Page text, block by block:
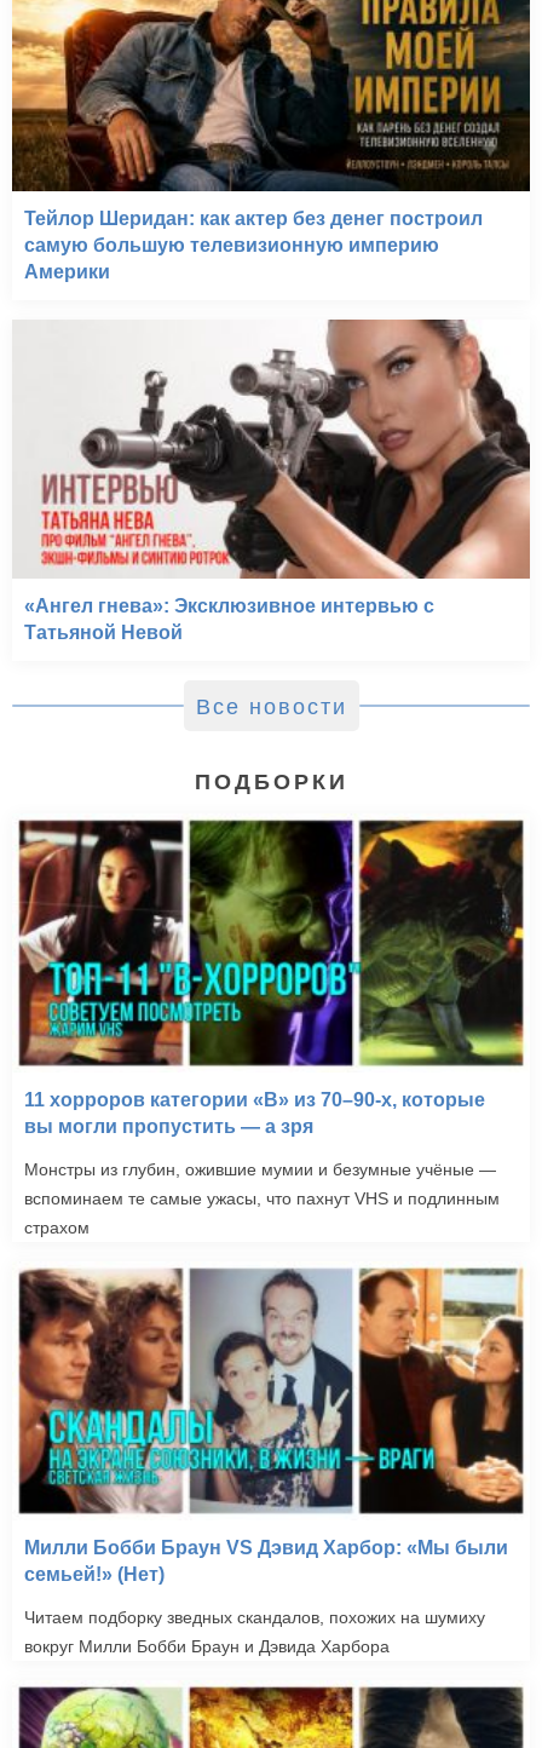
Тейлор Шеридан: как актер без денег построил
самую большую телевизионную империю
Америки
«Ангел гнева»: Эксклюзивное интервью с
Татьяной Невой
Все новости
ПОДБОРКИ
11 хорроров категории «B» из 70–90-х, которые
вы могли пропустить — а зря
Монстры из глубин, ожившие мумии и безумные учёные —
вспоминаем те самые ужасы, что пахнут VHS и подлинным
страхом
Милли Бобби Браун VS Дэвид Харбор: «Мы были
семьей!» (Нет)
Читаем подборку зведных скандалов, похожих на шумиху
вокруг Милли Бобби Браун и Дэвида Харбора